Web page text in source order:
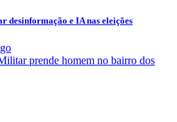
desinformação e IA nas eleições